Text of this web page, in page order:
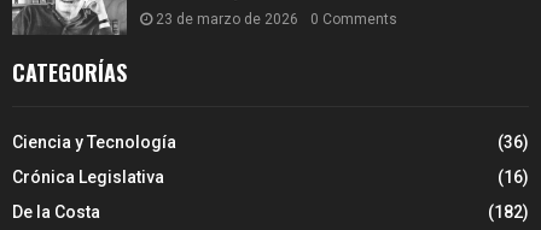
23 de marzo de 2026 0 Comments
CATEGORÍAS
Ciencia y Tecnología
(36)
Crónica Legislativa
(16)
De la Costa
(182)